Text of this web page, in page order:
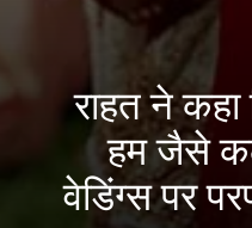
राहत ने
हम जैसे
वेडिंग्स पर